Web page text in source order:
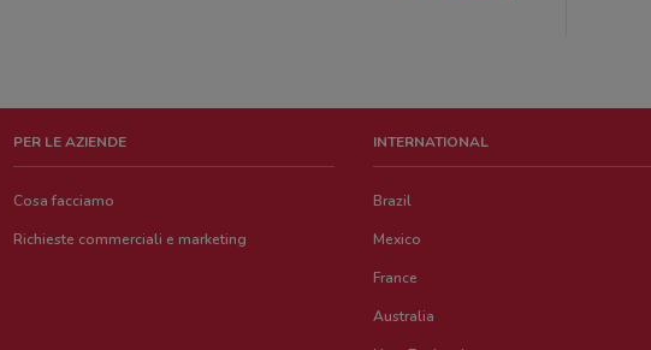
PER LE AZIENDE
Cosa facciamo
Richieste commerciali e marketing
INTERNATIONAL
Brazil
Mexico
France
Australia